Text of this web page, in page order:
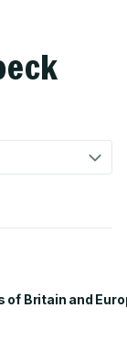
of Britain and